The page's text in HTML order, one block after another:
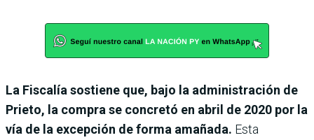
La Fiscalía sostiene que, bajo la administración de
Prieto, la compra se concretó en abril de 2020 por la
vía de la excepción de forma amañada. Esta